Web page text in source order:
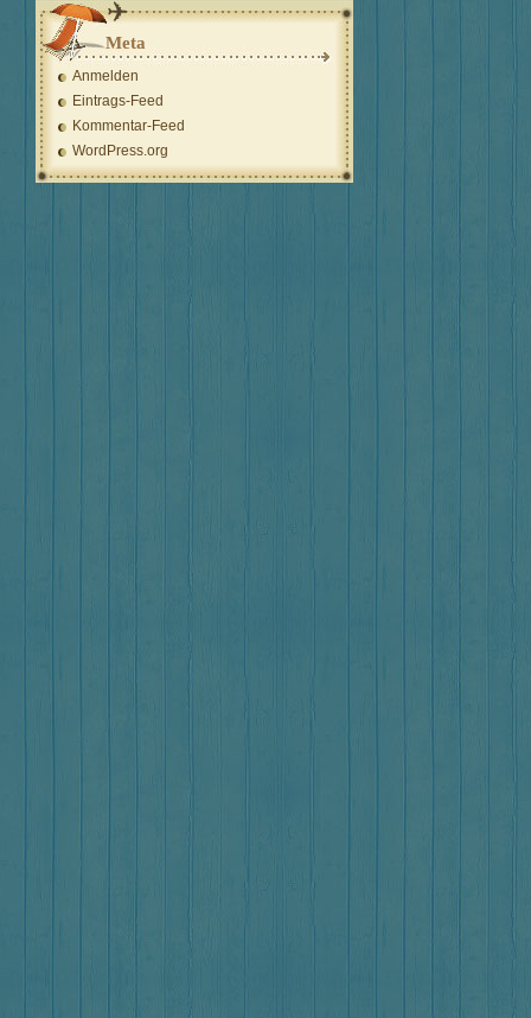
Meta
Anmelden
Eintrags-Feed
Kommentar-Feed
WordPress.org